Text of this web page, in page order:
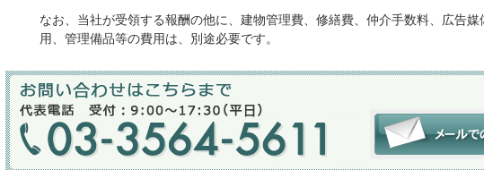
なお、当社が受領する報酬の他に、建物管理費、修繕費、仲介手数料、広告
用、管理備品等の費用は、別途必要です。